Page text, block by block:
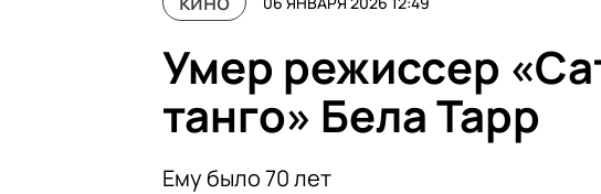
Умер режиссер
танго» Бела Тарр
Ему было 70 лет